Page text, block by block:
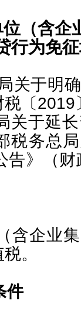
（含企
行为免
关于明
〔2019
关于延
税务总
告》（
含企业
。
件